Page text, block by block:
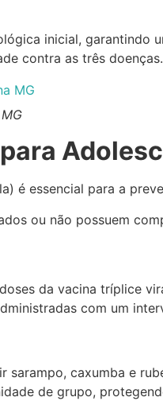
inicial, garantindo
contra as três doenças.
é essencial para a
ou não possuem
da vacina tríplice
com um
sarampo, caxumba e
de grupo,